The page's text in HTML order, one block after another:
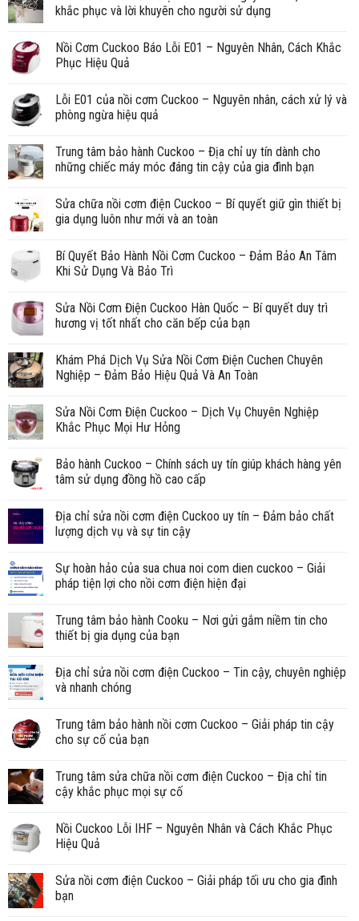
khắc phục và lời khuyên cho người sử dụng
Nồi Cơm Cuckoo Báo Lỗi E01 – Nguyên Nhân, Cách Khắc
Phục Hiệu Quả
Lỗi E01 của nồi cơm Cuckoo – Nguyên nhân, cách xử lý và
phòng ngừa hiệu quả
Trung tâm bảo hành Cuckoo – Địa chỉ uy tín dành cho
những chiếc máy móc đáng tin cậy của gia đình bạn
Sửa chữa nồi cơm điện Cuckoo – Bí quyết giữ gìn thiết bị
gia dụng luôn như mới và an toàn
Bí Quyết Bảo Hành Nồi Cơm Cuckoo – Đảm Bảo An Tâm
Khi Sử Dụng Và Bảo Trì
Sửa Nồi Cơm Điện Cuckoo Hàn Quốc – Bí quyết duy trì
hương vị tốt nhất cho căn bếp của bạn
Khám Phá Dịch Vụ Sửa Nồi Cơm Điện Cuchen Chuyên
Nghiệp – Đảm Bảo Hiệu Quả Và An Toàn
Sửa Nồi Cơm Điện Cuckoo – Dịch Vụ Chuyên Nghiệp
Khắc Phục Mọi Hư Hỏng
Bảo hành Cuckoo – Chính sách uy tín giúp khách hàng yên
tâm sử dụng đồng hồ cao cấp
Địa chỉ sửa nồi cơm điện Cuckoo uy tín – Đảm bảo chất
lượng dịch vụ và sự tin cậy
Sự hoàn hảo của sua chua noi com dien cuckoo – Giải
pháp tiện lợi cho nồi cơm điện hiện đại
Trung tâm bảo hành Cooku – Nơi gửi gắm niềm tin cho
thiết bị gia dụng của bạn
Địa chỉ sửa nồi cơm điện Cuckoo – Tin cậy, chuyên nghiệp
và nhanh chóng
Trung tâm bảo hành nồi cơm Cuckoo – Giải pháp tin cậy
cho sự cố của bạn
Trung tâm sửa chữa nồi cơm điện Cuckoo – Địa chỉ tin
cậy khắc phục mọi sự cố
Nồi Cuckoo Lỗi IHF – Nguyên Nhân và Cách Khắc Phục
Hiệu Quả
Sửa nồi cơm điện Cuckoo – Giải pháp tối ưu cho gia đình
bạn